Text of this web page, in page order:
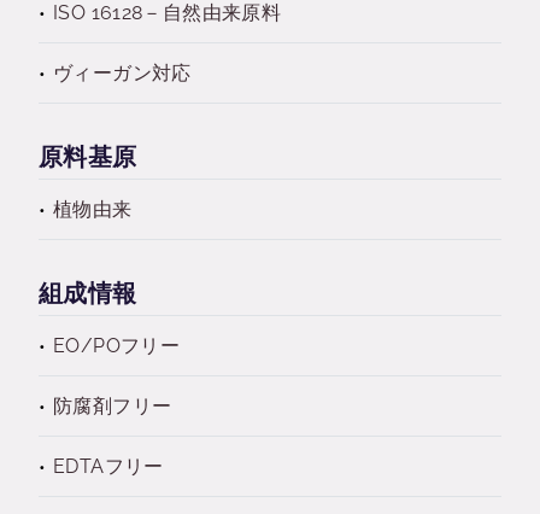
ISO 16128－自然由来原料
ヴィーガン対応
原料基原
植物由来
組成情報
EO/POフリー
防腐剤フリー
EDTAフリー